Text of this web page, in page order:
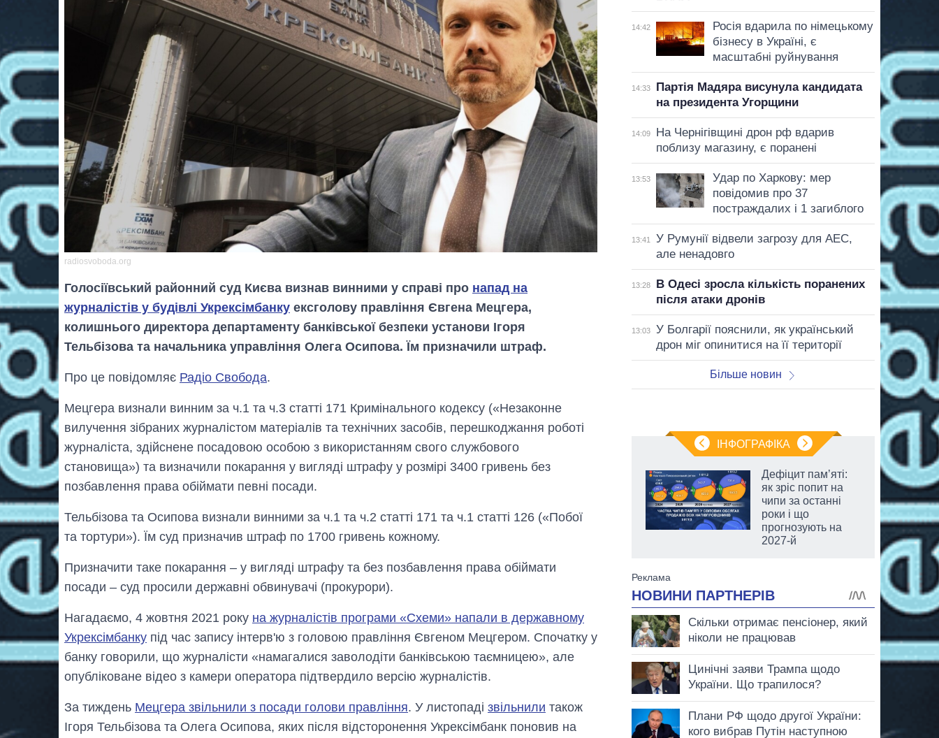
radiosvoboda.org
Голосіївський районний суд Києва визнав винними у справі про напад на
журналістів у будівлі Укрексімбанку ексголову правління Євгена Мецгера,
колишнього директора департаменту банківської безпеки установи Ігоря
Тельбізова та начальника управління Олега Осипова. Їм призначили штраф.
Про це повідомляє Радіо Свобода.
Мецгера визнали винним за ч.1 та ч.3 статті 171 Кримінального кодексу («Незаконне
вилучення зібраних журналістом матеріалів та технічних засобів, перешкоджання роботі
журналіста, здійснене посадовою особою з використанням свого службового
становища») та визначили покарання у вигляді штрафу у розмірі 3400 гривень без
позбавлення права обіймати певні посади.
Тельбізова та Осипова визнали винними за ч.1 та ч.2 статті 171 та ч.1 статті 126 («Побої
та тортури»). Їм суд призначив штраф по 1700 гривень кожному.
Призначити таке покарання – у вигляді штрафу та без позбавлення права обіймати
посади – суд просили державні обвинувачі (прокурори).
Нагадаємо, 4 жовтня 2021 року на журналістів програми «Схеми» напали в державному
Укрексімбанку під час запису інтерв'ю з головою правління Євгеном Мецгером. Спочатку у
банку говорили, що журналісти «намагалися заволодіти банківською таємницею», але
опубліковане відео з камери оператора підтвердило версію журналістів.
За тиждень Мецгера звільнили з посади голови правління. У листопаді звільнили також
Ігоря Тельбізова та Олега Осипова, яких після відсторонення Укрексімбанк поновив на
14:42
Росія вдарила по німецькому
бізнесу в Україні, є
масштабні руйнування
14:33
Партія Мадяра висунула кандидата
на президента Угорщини
14:09
На Чернігівщині дрон рф вдарив
поблизу магазину, є поранені
13:53
Удар по Харкову: мер
повідомив про 37
постраждалих і 1 загиблого
13:41
У Румунії відвели загрозу для АЕС,
але ненадовго
13:28
В Одесі зросла кількість поранених
після атаки дронів
13:03
У Болгарії пояснили, як український
дрон міг опинитися на її території
Більше новин
ІНФОГРАФІКА
Від 1 місяця – до 5
посаду керівника
СЗР
Дефіцит пам’яті:
як зріс попит на
чипи за останні
роки і що
прогнозують на
2027-й